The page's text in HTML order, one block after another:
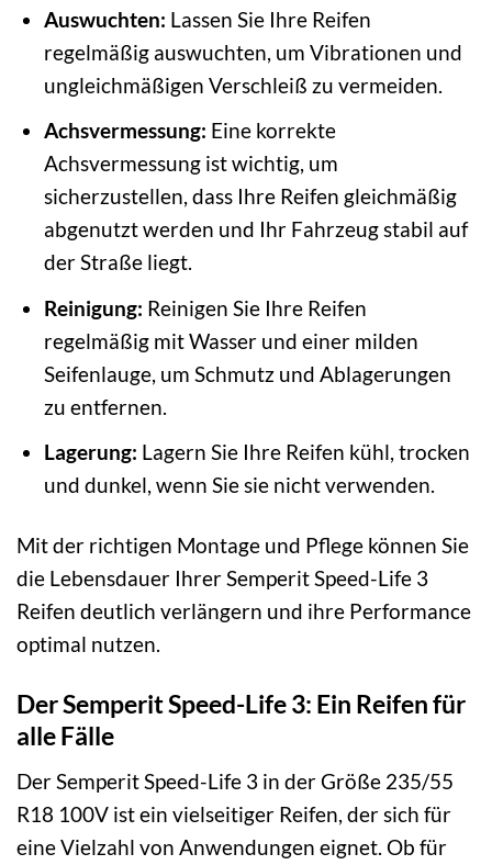
Auswuchten: Lassen Sie Ihre Reifen
regelmäßig auswuchten, um Vibrationen und
ungleichmäßigen Verschleiß zu vermeiden.
Achsvermessung: Eine korrekte
Achsvermessung ist wichtig, um
sicherzustellen, dass Ihre Reifen gleichmäßig
abgenutzt werden und Ihr Fahrzeug stabil auf
der Straße liegt.
Reinigung: Reinigen Sie Ihre Reifen
regelmäßig mit Wasser und einer milden
Seifenlauge, um Schmutz und Ablagerungen
zu entfernen.
Lagerung: Lagern Sie Ihre Reifen kühl, trocken
und dunkel, wenn Sie sie nicht verwenden.
Mit der richtigen Montage und Pflege können Sie
die Lebensdauer Ihrer Semperit Speed-Life 3
Reifen deutlich verlängern und ihre Performance
optimal nutzen.
Der Semperit Speed-Life 3: Ein Reifen für
alle Fälle
Der Semperit Speed-Life 3 in der Größe 235/55
R18 100V ist ein vielseitiger Reifen, der sich für
eine Vielzahl von Anwendungen eignet. Ob für